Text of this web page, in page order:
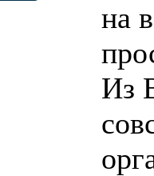
на
Из